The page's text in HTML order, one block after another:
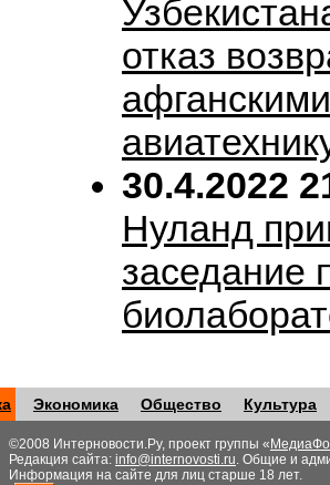
отказ
30.4.2022
Нуланд
заседание
Экономика Общество Культура
©2008 Интерновости.Ру, проект группы «
Редакция сайта: info@internovosti.ru. Общие и
Информация на сайте для лиц старше 18 лет.